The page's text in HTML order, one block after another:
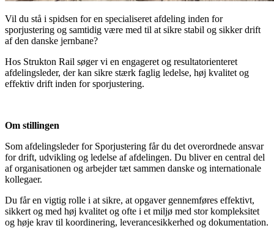
Vil du stå i spidsen for en specialiseret afdeling inden for
sporjustering og samtidig være med til at sikre stabil og sikker drift
af den danske jernbane?
Hos Strukton Rail søger vi en engageret og resultatorienteret
afdelingsleder, der kan sikre stærk faglig ledelse, høj kvalitet og
effektiv drift inden for sporjustering.
Om stillingen
Som afdelingsleder for Sporjustering får du det overordnede ansvar
for drift, udvikling og ledelse af afdelingen. Du bliver en central del
af organisationen og arbejder tæt sammen danske og internationale
kollegaer.
Du får en vigtig rolle i at sikre, at opgaver gennemføres effektivt,
sikkert og med høj kvalitet og ofte i et miljø med stor kompleksitet
og høje krav til koordinering, leverancesikkerhed og dokumentation.